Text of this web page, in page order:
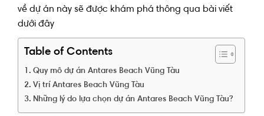
về dự án này sẽ được khám phá thông qua bài viết
dưới đây
Table of Contents
Quy mô dự án Antares Beach Vũng Tàu
Vị trí Antares Beach Vũng Tàu
Những lý do lựa chọn dự án Antares Beach Vũng Tàu?